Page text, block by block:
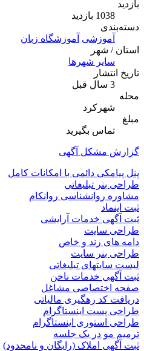
آموزشگاه زبان
شهرها
بگیرید
آگهی
دائمی با امکانات کامل
تبلیغاتی
روانکام
خدمات آرایشی
رند و خاص
سایت
تبلیغاتی
خدمات ناخن
مشاغل
رهگیری مالیاتی
اینستاگرام
اینستاگرام
در یک جلسه
املاک (رایگان و نامحدود)